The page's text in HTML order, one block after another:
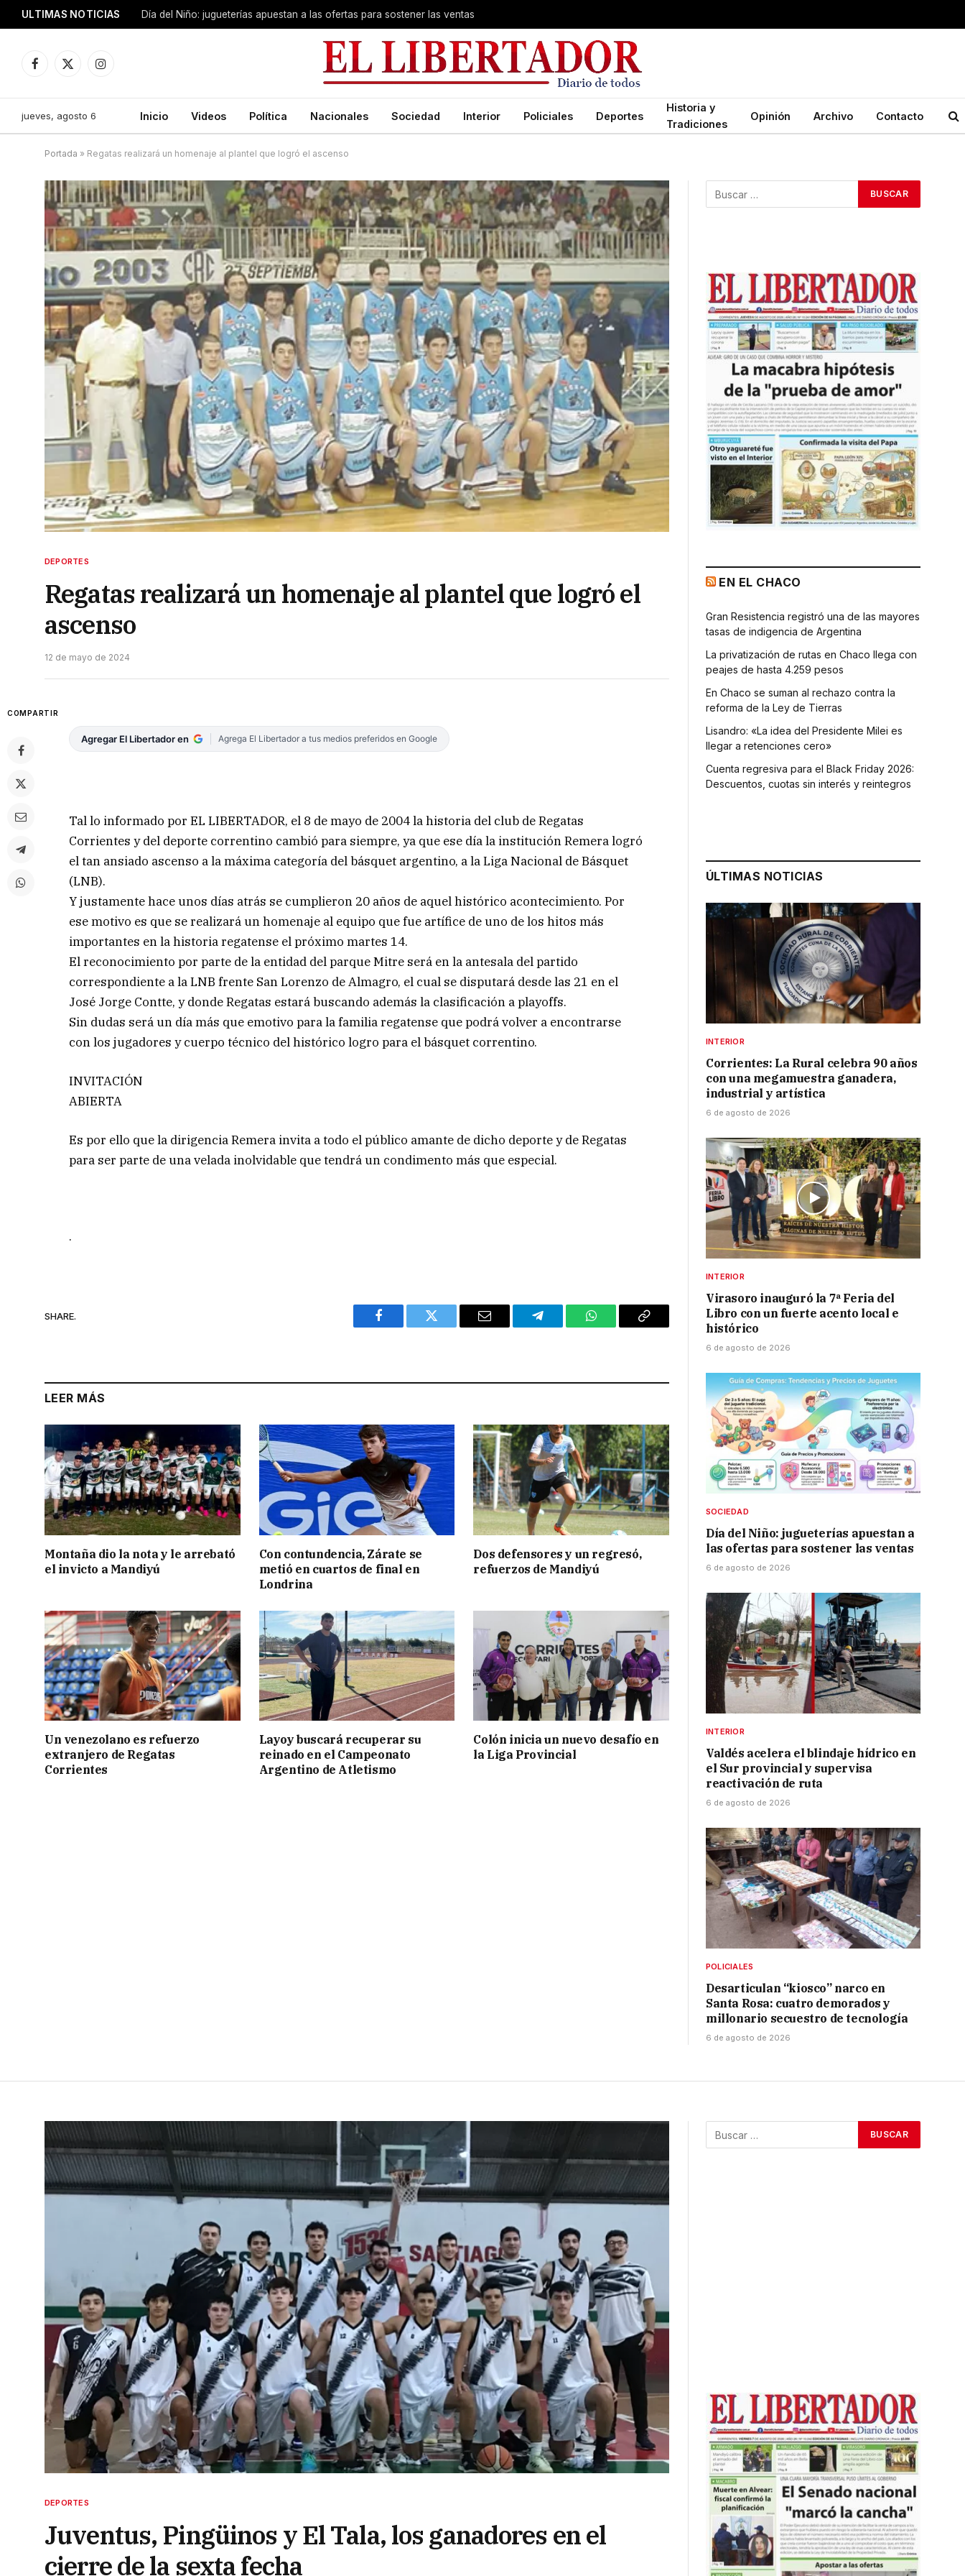
ULTIMAS NOTICIAS Día del Niño: jugueterías apuestan a las ofertas para sostener las ventas
Facebook
X
Instagram
jueves, agosto 6 Inicio Videos Política Nacionales Sociedad Interior Policiales Deportes
Historia y
Tradiciones
Opinión Archivo Contacto
Portada » Regatas realizará un homenaje al plantel que logró el ascenso
DEPORTES
Regatas realizará un homenaje al plantel que logró el
ascenso
12 de mayo de 2024
COMPARTIR
Agregar El Libertador en Agrega El Libertador a tus medios preferidos en Google
Tal lo informado por EL LIBERTADOR, el 8 de mayo de 2004 la historia del club de Regatas
Corrientes y del deporte correntino cambió para siempre, ya que ese día la institución Remera logró
el tan ansiado ascenso a la máxima categoría del básquet argentino, a la Liga Nacional de Básquet
(LNB).
Y justamente hace unos días atrás se cumplieron 20 años de aquel histórico acontecimiento. Por
ese motivo es que se realizará un homenaje al equipo que fue artífice de uno de los hitos más
importantes en la historia regatense el próximo martes 14.
El reconocimiento por parte de la entidad del parque Mitre será en la antesala del partido
correspondiente a la LNB frente San Lorenzo de Almagro, el cual se disputará desde las 21 en el
José Jorge Contte, y donde Regatas estará buscando además la clasificación a playoffs.
Sin dudas será un día más que emotivo para la familia regatense que podrá volver a encontrarse
con los jugadores y cuerpo técnico del histórico logro para el básquet correntino.
INVITACIÓN
ABIERTA
Es por ello que la dirigencia Remera invita a todo el público amante de dicho deporte y de Regatas
para ser parte de una velada inolvidable que tendrá un condimento más que especial.
.
SHARE.
Facebook Twitter Email Telegram WhatsAppCopy
LEER MÁS
Montaña dio la nota y le arrebató
el invicto a Mandiyú
Con contundencia, Zárate se
metió en cuartos de final en
Londrina
Dos defensores y un regresó,
refuerzos de Mandiyú
Un venezolano es refuerzo
extranjero de Regatas
Corrientes
Layoy buscará recuperar su
reinado en el Campeonato
Argentino de Atletismo
Colón inicia un nuevo desafío en
la Liga Provincial
EN EL CHACO
Gran Resistencia registró una de las mayores
tasas de indigencia de Argentina
La privatización de rutas en Chaco llega con
peajes de hasta 4.259 pesos
En Chaco se suman al rechazo contra la
reforma de la Ley de Tierras
Lisandro: «La idea del Presidente Milei es
llegar a retenciones cero»
Cuenta regresiva para el Black Friday 2026:
Descuentos, cuotas sin interés y reintegros
ÚLTIMAS NOTICIAS
INTERIOR
Corrientes: La Rural celebra 90 años
con una megamuestra ganadera,
industrial y artística
6 de agosto de 2026
INTERIOR
Virasoro inauguró la 7ª Feria del
Libro con un fuerte acento local e
histórico
6 de agosto de 2026
SOCIEDAD
Día del Niño: jugueterías apuestan a
las ofertas para sostener las ventas
6 de agosto de 2026
INTERIOR
Valdés acelera el blindaje hídrico en
el Sur provincial y supervisa
reactivación de ruta
6 de agosto de 2026
POLICIALES
Desarticulan “kiosco” narco en
Santa Rosa: cuatro demorados y
millonario secuestro de tecnología
6 de agosto de 2026
DEPORTES
Juventus, Pingüinos y El Tala, los ganadores en el
cierre de la sexta fecha